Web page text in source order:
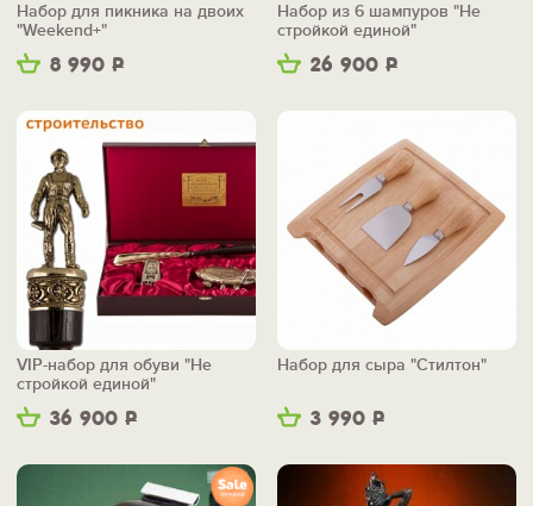
8 990 Р
Набор для пикника на двоих
"Weekend+"
26 900 Р
Набор из 6 шампуров "Не
стройкой единой"
36 900 Р
VIP-набор для обуви "Не
стройкой единой"
3 990 Р
Набор для сыра "Стилтон"